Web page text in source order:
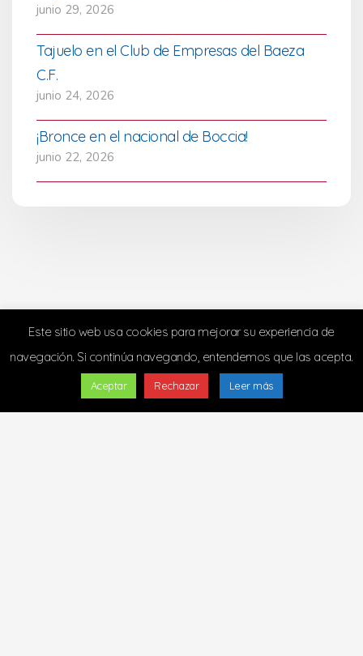
junio 29, 2026
Tajuelo en el Club de Empresas del Baeza
C.F.
junio 24, 2026
¡Bronce en el nacional de Boccia!
junio 22, 2026
Este sitio web usa cookies para mejorar su experiencia de
navegación. Si continúa navegando, entendemos que las acepta.
Aceptar Rechazar Leer más